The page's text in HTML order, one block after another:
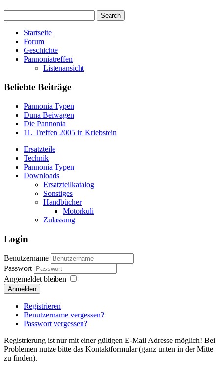
Startseite
Forum
Geschichte
Pannoniatreffen
Listenansicht
Beliebte Beiträge
Pannonia Typen
Duna Beiwagen
Die Pannonia
11. Treffen 2005 in Kriebstein
Ersatzteile
Technik
Pannonia Typen
Downloads
Ersatzteilkatalog
Sonstiges
Handbücher
Motorkuli
Zulassung
Login
Benutzername
Passwort
Angemeldet bleiben
Anmelden
Registrieren
Benutzername vergessen?
Passwort vergessen?
Registrierung ist nur mit einer gültigen E-Mail Adresse möglich! Bei
Problemen nutze bitte das Kontaktformular (ganz unten in der Mitte
zu finden).